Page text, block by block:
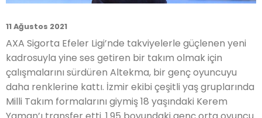
11 Ağustos 2021
AXA Sigorta Efeler Ligi’nde takviyelerle güçlenen yeni
kadrosuyla yine ses getiren bir takım olmak için
çalışmalarını sürdüren Altekma, bir genç oyuncuyu
daha renklerine kattı. İzmir ekibi çeşitli yaş gruplarında
Milli Takım formalarını giymiş 18 yaşındaki Kerem